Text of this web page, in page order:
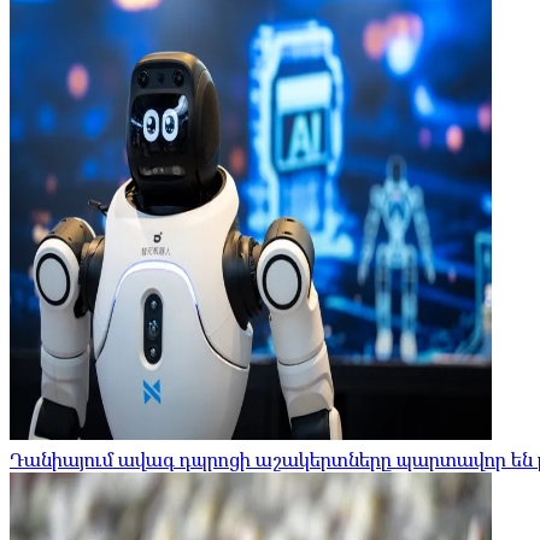
Դանիայում ավագ դպրոցի աշակերտները պարտավոր